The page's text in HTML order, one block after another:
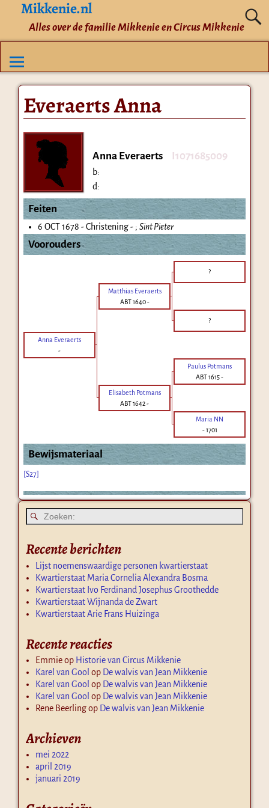
Mikkenie.nl
Alles over de familie Mikkenie en Circus Mikkenie
Everaerts Anna
Anna Everaerts I1071685009
b:
d:
Feiten
6 OCT 1678 - Christening - ; Sint Pieter
Voorouders
?
Matthias Everaerts
ABT 1640-
?
Anna Everaerts
-
Paulus Potmans
ABT 1615-
Elisabeth Potmans
ABT 1642-
Maria NN
-1701
Bewijsmateriaal
[S27]
Recente berichten
Lijst noemenswaardige personen kwartierstaat
Kwartierstaat Maria Cornelia Alexandra Bosma
Kwartierstaat Ivo Ferdinand Josephus Groothedde
Kwartierstaat Wijnanda de Zwart
Kwartierstaat Arie Frans Huizinga
Recente reacties
Emmieop Historie van Circus Mikkenie
Karel van Gool op De walvis van Jean Mikkenie
Karel van Gool op De walvis van Jean Mikkenie
Karel van Gool op De walvis van Jean Mikkenie
Rene Beerlingop De walvis van Jean Mikkenie
Archieven
mei 2022
april 2019
januari 2019